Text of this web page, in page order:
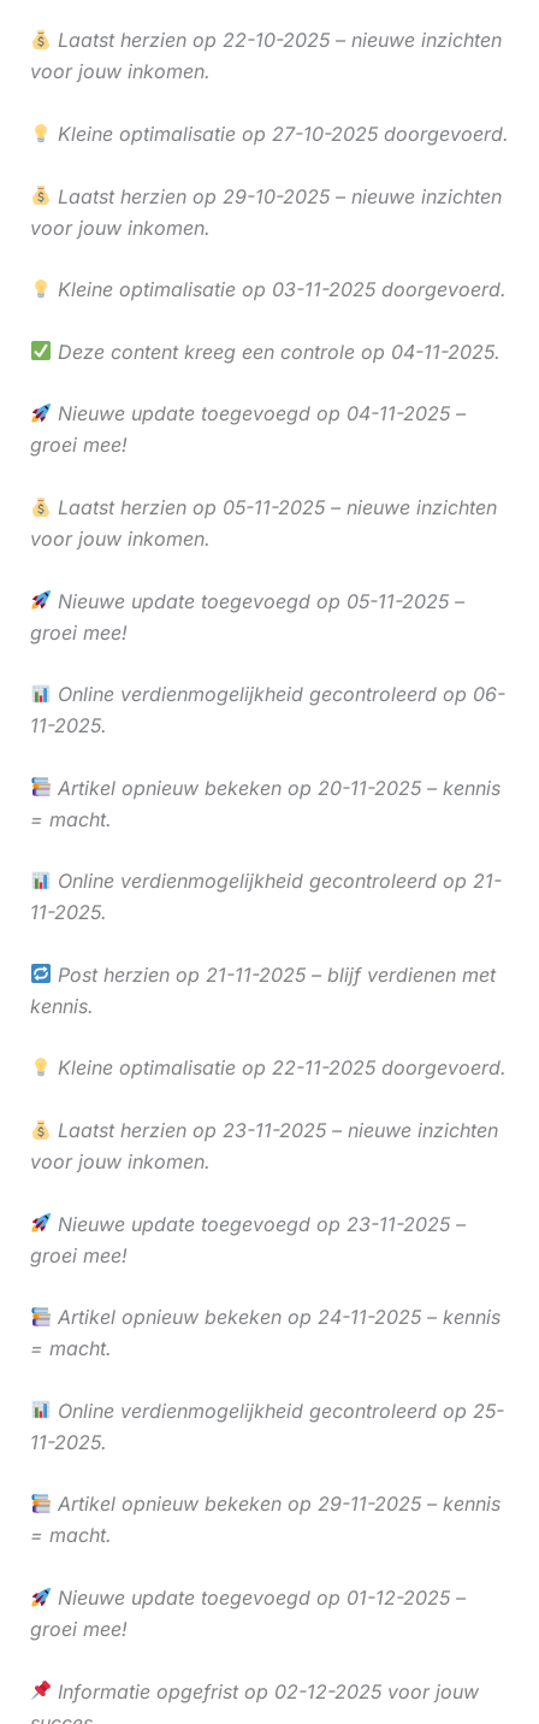
Laatst herzien op 22-10-2025 – nieuwe inzichten
voor jouw inkomen.
Kleine optimalisatie op 27-10-2025 doorgevoerd.
Laatst herzien op 29-10-2025 – nieuwe inzichten
voor jouw inkomen.
Kleine optimalisatie op 03-11-2025 doorgevoerd.
Deze content kreeg een controle op 04-11-2025.
Nieuwe update toegevoegd op 04-11-2025 –
groei mee!
Laatst herzien op 05-11-2025 – nieuwe inzichten
voor jouw inkomen.
Nieuwe update toegevoegd op 05-11-2025 –
groei mee!
Online verdienmogelijkheid gecontroleerd op 06-
11-2025.
Artikel opnieuw bekeken op 20-11-2025 – kennis
= macht.
Online verdienmogelijkheid gecontroleerd op 21-
11-2025.
Post herzien op 21-11-2025 – blijf verdienen met
kennis.
Kleine optimalisatie op 22-11-2025 doorgevoerd.
Laatst herzien op 23-11-2025 – nieuwe inzichten
voor jouw inkomen.
Nieuwe update toegevoegd op 23-11-2025 –
groei mee!
Artikel opnieuw bekeken op 24-11-2025 – kennis
= macht.
Online verdienmogelijkheid gecontroleerd op 25-
11-2025.
Artikel opnieuw bekeken op 29-11-2025 – kennis
= macht.
Nieuwe update toegevoegd op 01-12-2025 –
groei mee!
Informatie opgefrist op 02-12-2025 voor jouw